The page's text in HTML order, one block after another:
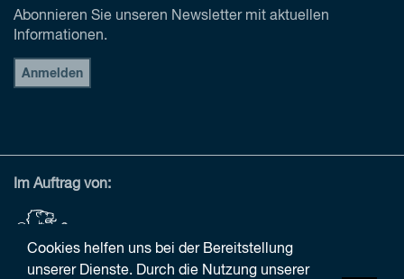
Abonnieren Sie unseren Newsletter mit aktuellen
Informationen.
Anmelden
Im Auftrag von:
Cookies helfen uns bei der Bereitstellung
unserer Dienste. Durch die Nutzung unserer